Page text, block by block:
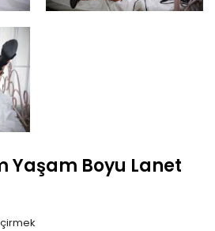
Yaşam Boyu Lanet